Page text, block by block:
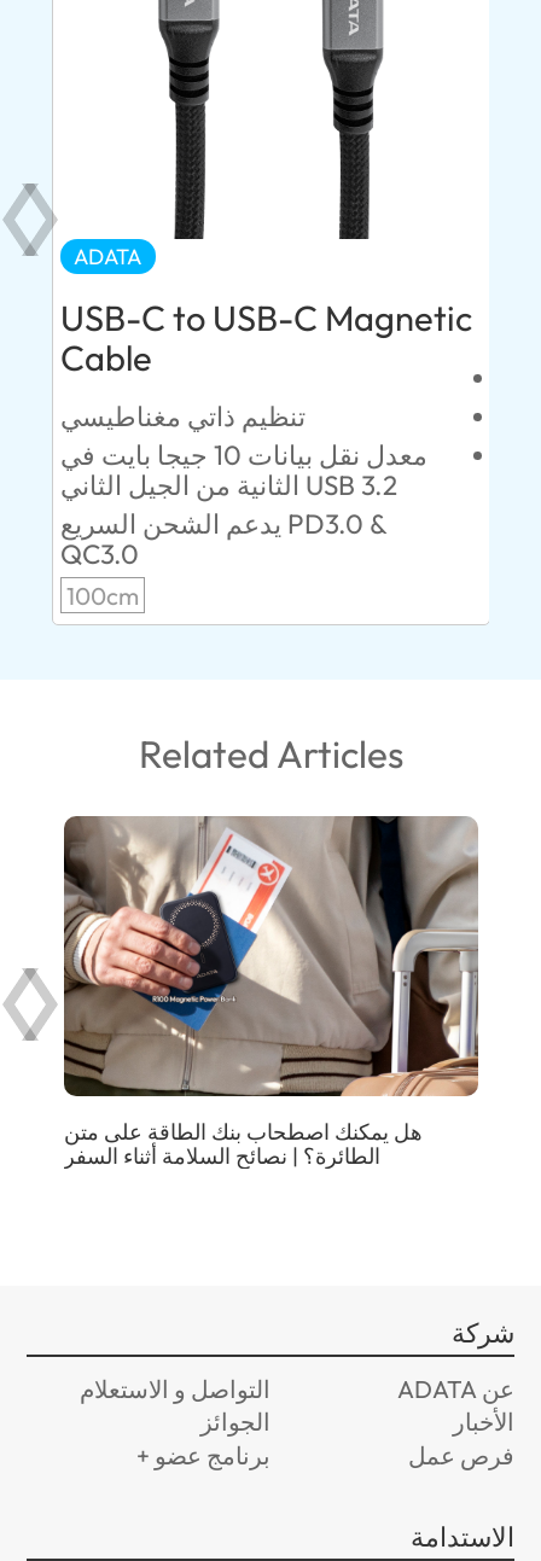
ADATA
USB-C to USB-C Magnetic
Cable
تنظيم ذاتي مغناطيسي
معدل نقل بيانات 10 جيجا بايت في
الثانية من الجيل الثاني USB 3.2
يدعم الشحن السريع PD3.0 &
QC3.0
100cm
Related Articles
هل يمكنك اصطحاب بنك الطاقة على متن
الطائرة؟ | نصائح السلامة أثناء السفر
شركة
عن ADATA
التواصل و الاستعلام
الأخبار
الجوائز
فرص عمل
برنامج عضو +
الاستدامة